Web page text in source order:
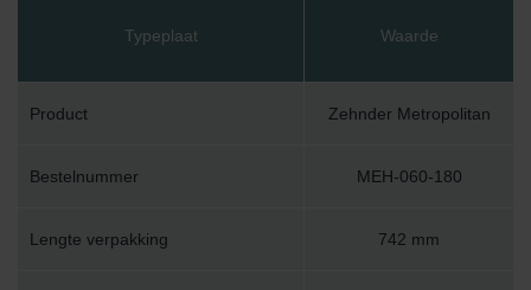
Typeplaat Waarde
Product Zehnder Metropolitan
Bestelnummer MEH-060-180
Lengte verpakking 742 mm